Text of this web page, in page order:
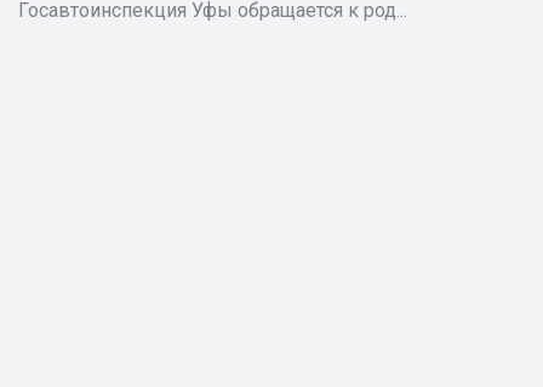
Госавтоинспекция Уфы обращается к род...